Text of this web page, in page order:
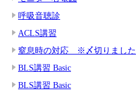
呼吸音聴診
ACLS講習
窒息時の対応 ※〆切りました
BLS講習 Basic
BLS講習 Basic